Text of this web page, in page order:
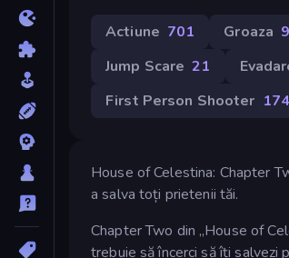
Actiune 701 Groaza
Jump Scare 21
First Person Shooter 174
House of Celestina: Chapter
a salva toți prietenii tăi.
Chapter Two din „House of
trebuie să încerci să îți salvezi